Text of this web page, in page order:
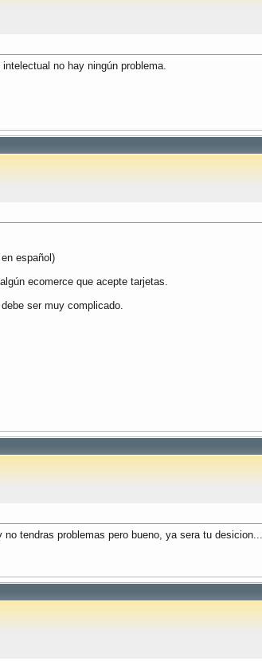
no hay ningún problema.
español)
ecomerce que acepte tarjetas.
ser muy complicado.
tendras problemas pero bueno, ya sera tu desicion...